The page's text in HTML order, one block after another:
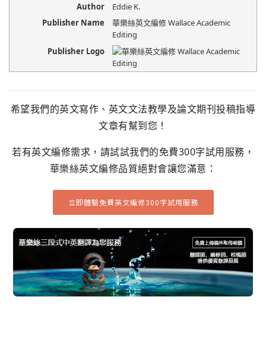
Author
Eddie K.
Publisher Name
華樂絲英文編修 Wallace Academic
Editing
Publisher Logo
希望我們的英文寫作、英文文法教學及論文期刊投稿指導
文章有幫到您！
若有英文編修需求，請試試我們的免費300字試用服務，
華樂絲英文編修品質絕對會讓您滿意：
立即體驗免費英文編修300字試用服務